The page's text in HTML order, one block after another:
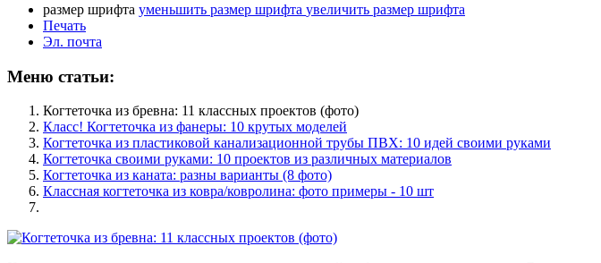
размер шрифта уменьшить размер шрифта увеличить размер шрифта
Печать
Эл. почта
Меню статьи:
Когтеточка из бревна: 11 классных проектов (фото)
Класс! Когтеточка из фанеры: 10 крутых моделей
Когтеточка из пластиковой канализационной трубы ПВХ: 10 идей своими руками
Когтеточка своими руками: 10 проектов из различных материалов
Когтеточка из каната: разны варианты (8 фото)
Классная когтеточка из ковра/ковролина: фото примеры - 10 шт